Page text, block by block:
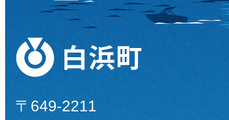
〒649-2211